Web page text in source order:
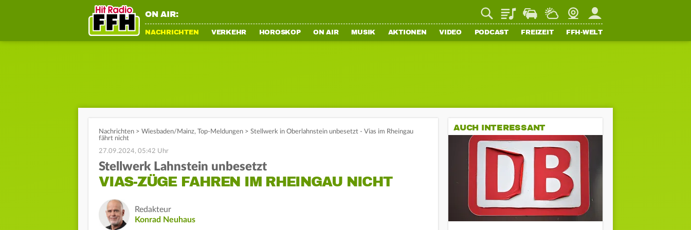
ON AIR: PlaylistStaupilotWetterWebcamMein FFH
NACHRICHTEN VERKEHR HOROSKOP ON AIR MUSIK AKTIONEN VIDEO PODCAST FREIZEIT FFH-WELT
Nachrichten > Wiesbaden/Mainz, Top-Meldungen > Stellwerk in Oberlahnstein unbesetzt - Vias im Rheingau
fährt nicht
27.09.2024, 05:42 Uhr
Stellwerk Lahnstein unbesetzt
VIAS-ZÜGE FAHREN IM RHEINGAU NICHT
Redakteur
Konrad Neuhaus
AUCH INTERESSANT